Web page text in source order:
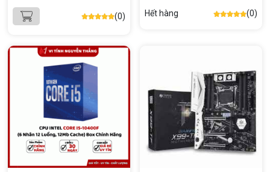
(0) Hết hàng (0)